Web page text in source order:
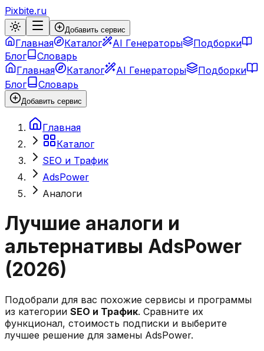
Pixbite.ru
Добавить сервис
Главная Каталог AI Генераторы
Подборки
Блог
Словарь
Главная
Каталог AI Генераторы
Подборки
Блог
Словарь
Добавить сервис
Главная
Каталог
SEO и Трафик
AdsPower
Аналоги
Лучшие аналоги и
альтернативы AdsPower
(2026)
Подобрали для вас похожие сервисы и программы
из категории SEO и Трафик. Сравните их
функционал, стоимость подписки и выберите
лучшее решение для замены AdsPower.